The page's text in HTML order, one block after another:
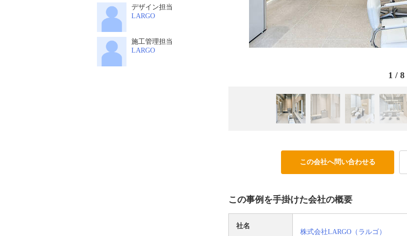
デザイン担当
LARGO
施工管理担当
LARGO
1 /8
この会社へ問い合わせる
この事例を手掛けた会社の概要
社名
株式会社LARGO（ラルゴ）